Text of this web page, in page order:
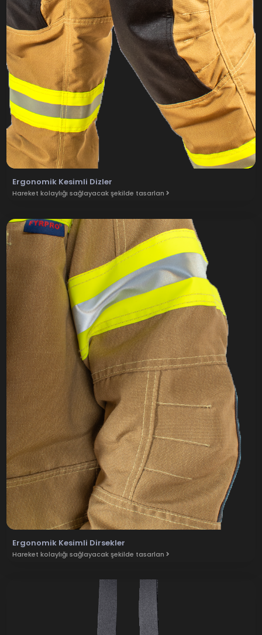
Ergonomik Kesimli Dizler
Hareket kolaylığı sağlayacak şekilde tasarlan
Ergonomik Kesimli Dirsekler
Hareket kolaylığı sağlayacak şekilde tasarlan